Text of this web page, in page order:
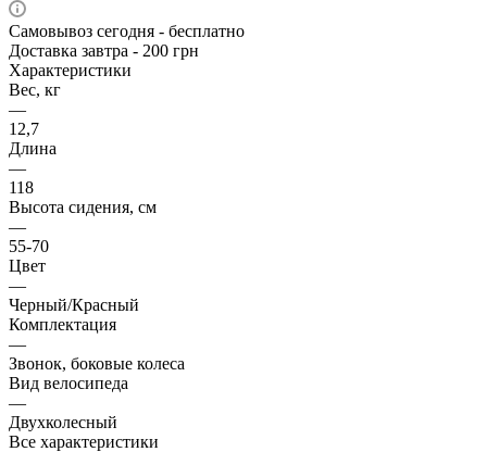
Самовывоз сегодня - бесплатно
Доставка завтра - 200 грн
Характеристики
Вес, кг
—
12,7
Длина
—
118
Высота сидения, см
—
55-70
Цвет
—
Черный/Красный
Комплектация
—
Звонок, боковые колеса
Вид велосипеда
—
Двухколесный
Все характеристики